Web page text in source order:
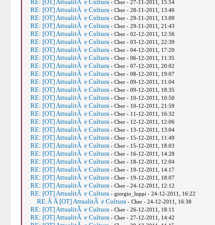
RE: [OT] AttualitÃ e Cultura - Cher - 27-11-2011, 15:54
RE: [OT] AttualitÃ e Cultura - Cher - 28-11-2011, 13:40
RE: [OT] AttualitÃ e Cultura - Cher - 29-11-2011, 13:09
RE: [OT] AttualitÃ e Cultura - Cher - 29-11-2011, 21:43
RE: [OT] AttualitÃ e Cultura - Cher - 02-12-2011, 12:56
RE: [OT] AttualitÃ e Cultura - Cher - 03-12-2011, 22:39
RE: [OT] AttualitÃ e Cultura - Cher - 04-12-2011, 17:20
RE: [OT] AttualitÃ e Cultura - Cher - 06-12-2011, 11:35
RE: [OT] AttualitÃ e Cultura - Cher - 07-12-2011, 20:02
RE: [OT] AttualitÃ e Cultura - Cher - 08-12-2011, 19:07
RE: [OT] AttualitÃ e Cultura - Cher - 09-12-2011, 11:04
RE: [OT] AttualitÃ e Cultura - Cher - 09-12-2011, 18:35
RE: [OT] AttualitÃ e Cultura - Cher - 10-12-2011, 10:50
RE: [OT] AttualitÃ e Cultura - Cher - 10-12-2011, 21:59
RE: [OT] AttualitÃ e Cultura - Cher - 11-12-2011, 16:32
RE: [OT] AttualitÃ e Cultura - Cher - 12-12-2011, 12:06
RE: [OT] AttualitÃ e Cultura - Cher - 13-12-2011, 13:04
RE: [OT] AttualitÃ e Cultura - Cher - 15-12-2011, 11:49
RE: [OT] AttualitÃ e Cultura - Cher - 15-12-2011, 18:03
RE: [OT] AttualitÃ e Cultura - Cher - 16-12-2011, 14:28
RE: [OT] AttualitÃ e Cultura - Cher - 18-12-2011, 12:04
RE: [OT] AttualitÃ e Cultura - Cher - 19-12-2011, 14:17
RE: [OT] AttualitÃ e Cultura - Cher - 19-12-2011, 18:07
RE: [OT] AttualitÃ e Cultura - Cher - 24-12-2011, 12:12
RE: [OT] AttualitÃ e Cultura - giorgio_luppi - 24-12-2011, 16:22
RE:Â Â [OT] AttualitÃ e Cultura - Cher - 24-12-2011, 16:38
RE: [OT] AttualitÃ e Cultura - Cher - 26-12-2011, 18:11
RE: [OT] AttualitÃ e Cultura - Cher - 27-12-2011, 14:42